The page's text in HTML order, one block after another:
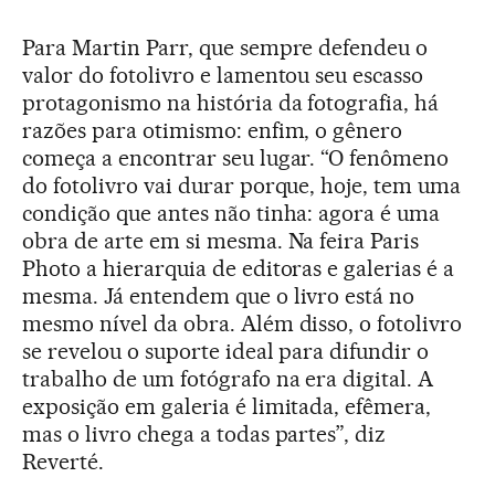
Para Martin Parr, que sempre defendeu o
valor do fotolivro e lamentou seu escasso
protagonismo na história da fotografia, há
razões para otimismo: enfim, o gênero
começa a encontrar seu lugar. “O fenômeno
do fotolivro vai durar porque, hoje, tem uma
condição que antes não tinha: agora é uma
obra de arte em si mesma. Na feira Paris
Photo a hierarquia de editoras e galerias é a
mesma. Já entendem que o livro está no
mesmo nível da obra. Além disso, o fotolivro
se revelou o suporte ideal para difundir o
trabalho de um fotógrafo na era digital. A
exposição em galeria é limitada, efêmera,
mas o livro chega a todas partes”, diz
Reverté.